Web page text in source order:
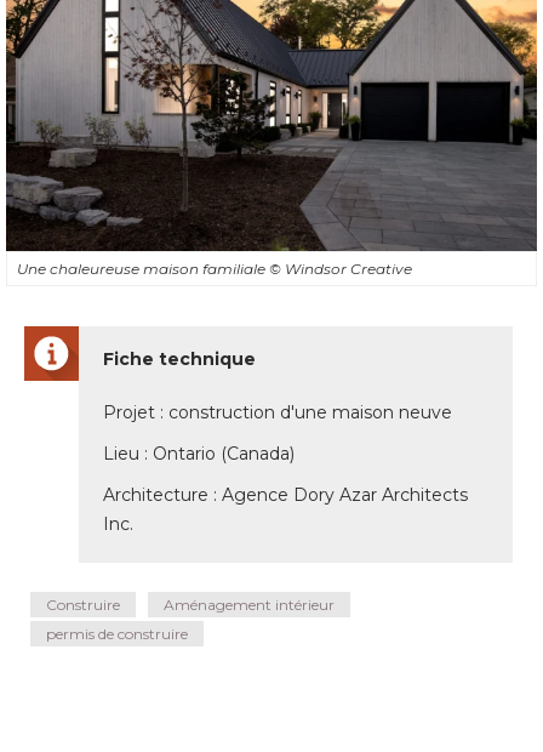
Une chaleureuse maison familiale © Windsor Creative
Fiche technique
Projet : construction d'une maison neuve
Lieu : Ontario (Canada)
Architecture : Agence Dory Azar Architects
Inc.
Construire
Aménagement intérieur
permis de construire